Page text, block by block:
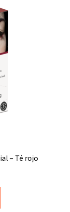
– Té rojo